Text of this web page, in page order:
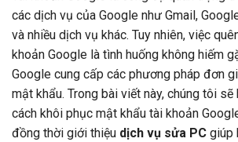
các dịch vụ của Google như Gmail,
và nhiều dịch vụ khác. Tuy nhiên, việc
khoản Google là tình huống không hiếm
Google cung cấp các phương pháp đơn
mật khẩu. Trong bài viết này, chúng tôi
cách khôi phục mật khẩu tài khoản
đồng thời giới thiệu dịch vụ sửa PC giúp